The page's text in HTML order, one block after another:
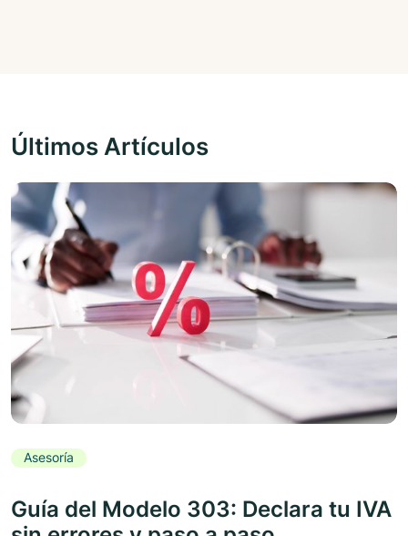
Últimos Artículos
Asesoría
Guía del Modelo 303: Declara tu IVA